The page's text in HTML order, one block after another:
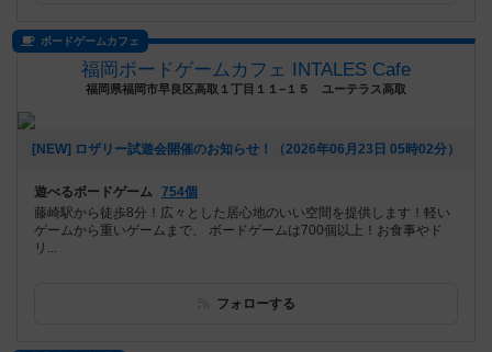
ボードゲームカフェ
福岡ボードゲームカフェ INTALES Cafe
福岡県福岡市早良区高取１丁目１１−１５ ユーテラス高取
[NEW] ロザリー試遊会開催のお知らせ！（2026年06月23日 05時02分）
遊べるボードゲーム 754個
藤崎駅から徒歩8分！広々とした居心地のいい空間を提供します！軽い
ゲームから重いゲームまで、 ボードゲームは700個以上！お食事やド
リ...
フォローする